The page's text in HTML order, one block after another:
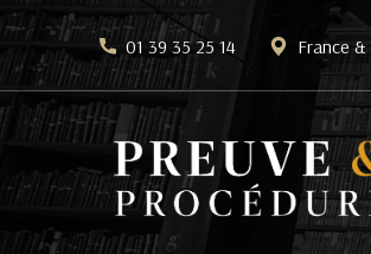
01 39 35 25 14 France